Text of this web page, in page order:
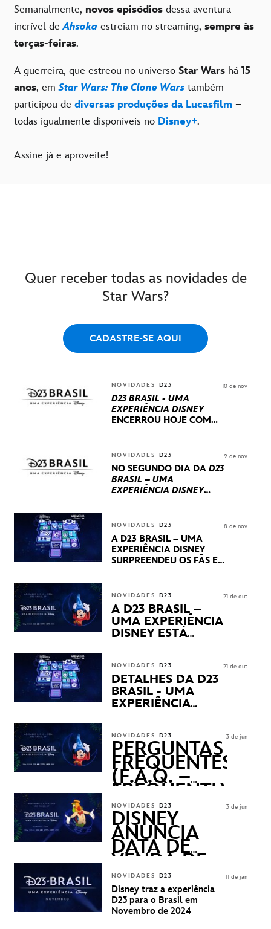
Semanalmente, novos episódios dessa aventura
incrível deAhsoka estreiam no streaming, sempre às
terças-feiras.
A guerreira, que estreou no universo Star Wars há 15
anos, emStar Wars: The Clone Wars também
participou de diversas produções da Lucasfilm –
todas igualmente disponíveis no Disney+.
Assine já e aproveite!
Quer receber todas as novidades de
Star Wars?
CADASTRE-SE AQUI
NOVIDADES D23
D23 BRASIL - UMA
EXPERIÊNCIA DISNEY
ENCERROU HOJE COM
INTERNACIONAIS E
PRODUÇÕES BRASILEIRAS
10 de nov
NOVIDADES D23
NO SEGUNDO DIA DA D23
BRASIL – UMA
EXPERIÊNCIA DISNEY
STUDIOS REVELARAM
PRÉVIAS E NOVIDADES
DOS SEUS PRÓXIMOS
LANÇAMENTOS
9 de nov
NOVIDADES D23
A D23 BRASIL – UMA
EXPERIÊNCIA DISNEY
SURPREENDEU OS FÃS EM
APRESENTAÇÕES E
PRODUTOS EXCLUSIVOS
NO TRANSAMÉRICA EXPO
CENTER EM SÃO PAULO
8 de nov
NOVIDADES D23
A D23 BRASIL –
UMA EXPERIÊNCIA
DISNEY ESTÁ
21 de out
NOVIDADES D23
DETALHES DA D23
BRASIL - UMA
EXPERIÊNCIA
21 de out
NOVIDADES D23
PERGUNTAS
FREQUENTES
(F.A.Q. –
FREQUENTLY
ASKED
QUESTIONS)
3 de jun
NOVIDADES D23
DISNEY
ANUNCIA
DATA DE
VENDA DE
INGRESSOS
PARA A D23
BRASIL -
UMA
3 de jun
NOVIDADES D23
Disney traz a experiência
D23 para o Brasil em
Novembro de 2024
11 de jan